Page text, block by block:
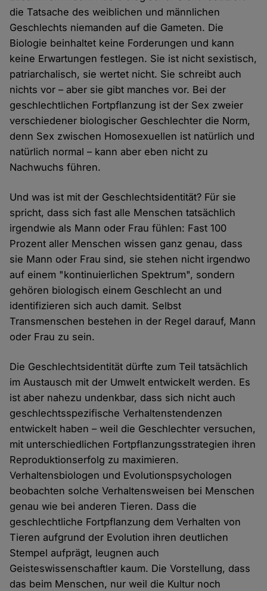
die Tatsache des weiblichen und männlichen
Geschlechts niemanden auf die Gameten. Die
Biologie beinhaltet keine Forderungen und kann
keine Erwartungen festlegen. Sie ist nicht sexistisch,
patriarchalisch, sie wertet nicht. Sie schreibt auch
nichts vor – aber sie gibt manches vor. Bei der
geschlechtlichen Fortpflanzung ist der Sex zweier
verschiedener biologischer Geschlechter die Norm,
denn Sex zwischen Homosexuellen ist natürlich und
natürlich normal – kann aber eben nicht zu
Nachwuchs führen.
Und was ist mit der Geschlechtsidentität? Für sie
spricht, dass sich fast alle Menschen tatsächlich
irgendwie als Mann oder Frau fühlen: Fast 100
Prozent aller Menschen wissen ganz genau, dass
sie Mann oder Frau sind, sie stehen nicht irgendwo
auf einem "kontinuierlichen Spektrum", sondern
gehören biologisch einem Geschlecht an und
identifizieren sich auch damit. Selbst
Transmenschen bestehen in der Regel darauf, Mann
oder Frau zu sein.
Die Geschlechtsidentität dürfte zum Teil tatsächlich
im Austausch mit der Umwelt entwickelt werden. Es
ist aber nahezu undenkbar, dass sich nicht auch
geschlechtsspezifische Verhaltenstendenzen
entwickelt haben – weil die Geschlechter versuchen,
mit unterschiedlichen Fortpflanzungsstrategien ihren
Reproduktionserfolg zu maximieren.
Verhaltensbiologen und Evolutionspsychologen
beobachten solche Verhaltensweisen bei Menschen
genau wie bei anderen Tieren. Dass die
geschlechtliche Fortpflanzung dem Verhalten von
Tieren aufgrund der Evolution ihren deutlichen
Stempel aufprägt, leugnen auch
Geisteswissenschaftler kaum. Die Vorstellung, dass
das beim Menschen, nur weil die Kultur noch